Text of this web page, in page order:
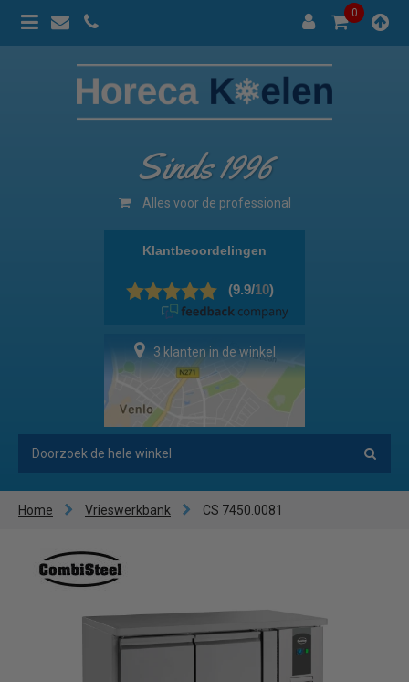
0
Sinds 1996
Alles voor de professional
3 klanten in de winkel
Home Vrieswerkbank CS 7450.0081